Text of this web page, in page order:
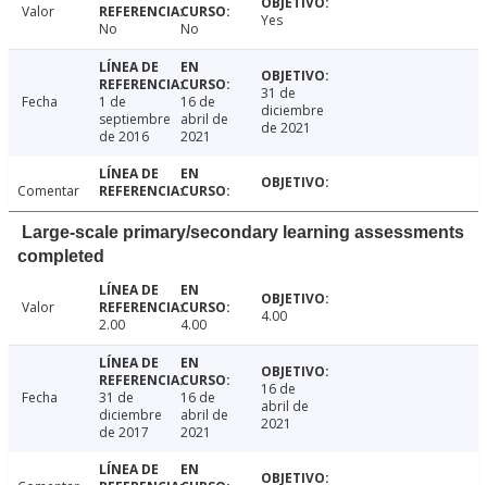
Valor
No
No Yes
Fecha
1 de
septiembre
de 2016
16 de
abril de
2021
31 de
diciembre
de 2021
Comentar
Large-scale primary/secondary learning assessments
completed
Valor
2.00
4.00 4.00
Fecha
31 de
diciembre
de 2017
16 de
abril de
2021
16 de
abril de
2021